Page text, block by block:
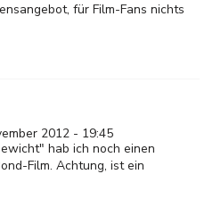
für Film-Fans nichts
2012 - 19:45
hab ich noch einen
Film. Achtung, ist ein